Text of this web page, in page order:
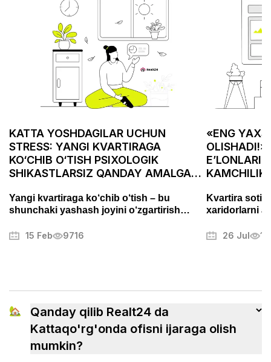
KATTA YOSHDAGILAR UCHUN
STRESS: YANGI KVARTIRAGA
KO‘CHIB O‘TISH PSIXOLOGIK
SHIKASTLARSIZ QANDAY AMALGA
Yangi kvartiraga ko‘chib o‘tish – bu
shunchaki yashash joyini o‘zgartirish
qiladigan muhim bosqichdir. Bu jarayon
qanday samarali tashkil qilish, ortiqcha
xavotirlardan qochish va yangi uyingizga
tezroq ko‘nikish usullarini ko‘rib chiqamiz.
15 Feb 9716
«ENG
Kvartira
xaridorlarni
26 Jul
🏡
Qanday qilib Realt24 da
Kattaqo'rg'onda ofisni ijaraga olish
mumkin?